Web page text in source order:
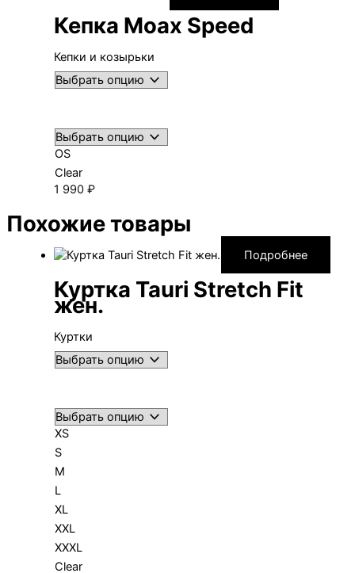
Кепка Moax Speed
Кепки и козырьки
OS
Clear
1 990 ₽
Похожие товары
Подробнее
Куртка Tauri Stretch Fit
жен.
Куртки
XS
S
M
L
XL
XXL
XXXL
Clear